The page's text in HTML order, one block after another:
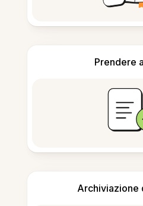
Prendere
Archiviazione